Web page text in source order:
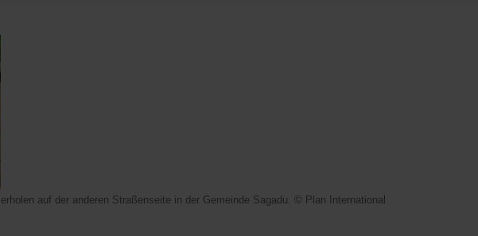
auf der anderen Straßenseite in der Gemeinde Sagadu. © Plan International